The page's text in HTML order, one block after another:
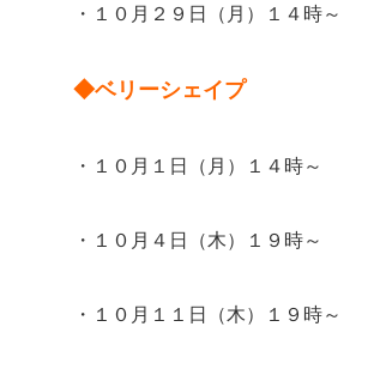
・１０月２９日（月）１４時～
◆ベリーシェイプ
・１０月１日（月）１４時～
・１０月４日（木）１９時～
・１０月１１日（木）１９時～